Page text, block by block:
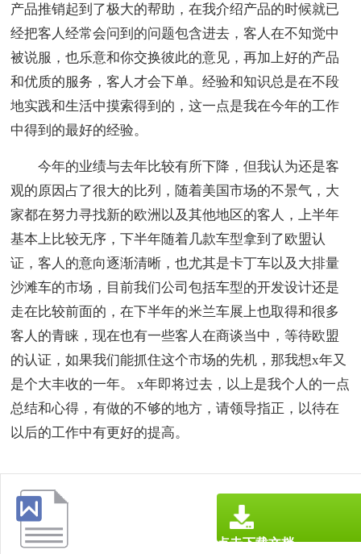
产品推销起到了极大的帮助，在我介绍产品的时候就已
经把客人经常会问到的问题包含进去，客人在不知觉中
被说服，也乐意和你交换彼此的意见，再加上好的产品
和优质的服务，客人才会下单。经验和知识总是在不段
地实践和生活中摸索得到的，这一点是我在今年的工作
中得到的最好的经验。
今年的业绩与去年比较有所下降，但我认为还是客
观的原因占了很大的比列，随着美国市场的不景气，大
家都在努力寻找新的欧洲以及其他地区的客人，上半年
基本上比较无序，下半年随着几款车型拿到了欧盟认
证，客人的意向逐渐清晰，也尤其是卡丁车以及大排量
沙滩车的市场，目前我们公司包括车型的开发设计还是
走在比较前面的，在下半年的米兰车展上也取得和很多
客人的青睐，现在也有一些客人在商谈当中，等待欧盟
的认证，如果我们能抓住这个市场的先机，那我想x年又
是个大丰收的一年。 x年即将过去，以上是我个人的一点
总结和心得，有做的不够的地方，请领导指正，以待在
以后的工作中有更好的提高。
点击下载文档